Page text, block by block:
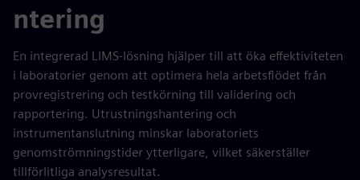
ntering
En integrerad LIMS-lösning hjälper till att öka effektiviteten
i laboratorier genom att optimera hela arbetsflödet från
provregistrering och testkörning till validering och
rapportering. Utrustningshantering och
instrumentanslutning minskar laboratoriets
genomströmningstider ytterligare, vilket säkerställer
tillförlitliga analysresultat.